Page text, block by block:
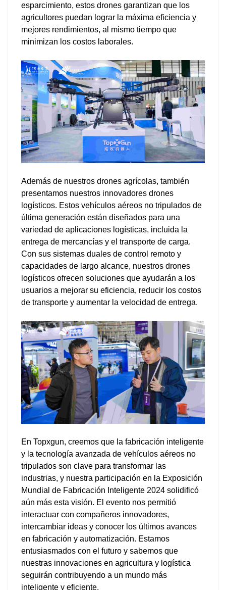
esparcimiento, estos drones garantizan que los
agricultores puedan lograr la máxima eficiencia y
mejores rendimientos, al mismo tiempo que
minimizan los costos laborales.
Además de nuestros drones agrícolas, también
presentamos nuestros innovadores drones
logísticos. Estos vehículos aéreos no tripulados de
última generación están diseñados para una
variedad de aplicaciones logísticas, incluida la
entrega de mercancías y el transporte de carga.
Con sus sistemas duales de control remoto y
capacidades de largo alcance, nuestros drones
logísticos ofrecen soluciones que ayudarán a los
usuarios a mejorar su eficiencia, reducir los costos
de transporte y aumentar la velocidad de entrega.
En Topxgun, creemos que la fabricación inteligente
y la tecnología avanzada de vehículos aéreos no
tripulados son clave para transformar las
industrias, y nuestra participación en la Exposición
Mundial de Fabricación Inteligente 2024 solidificó
aún más esta visión. El evento nos permitió
interactuar con compañeros innovadores,
intercambiar ideas y conocer los últimos avances
en fabricación y automatización. Estamos
entusiasmados con el futuro y sabemos que
nuestras innovaciones en agricultura y logística
seguirán contribuyendo a un mundo más
inteligente y eficiente.